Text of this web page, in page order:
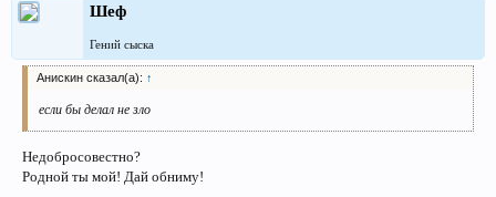
Шеф
Гений сыска
Анискин сказал(а): ↑
если бы делал не зло
Недобросовестно?
Родной ты мой! Дай обниму!